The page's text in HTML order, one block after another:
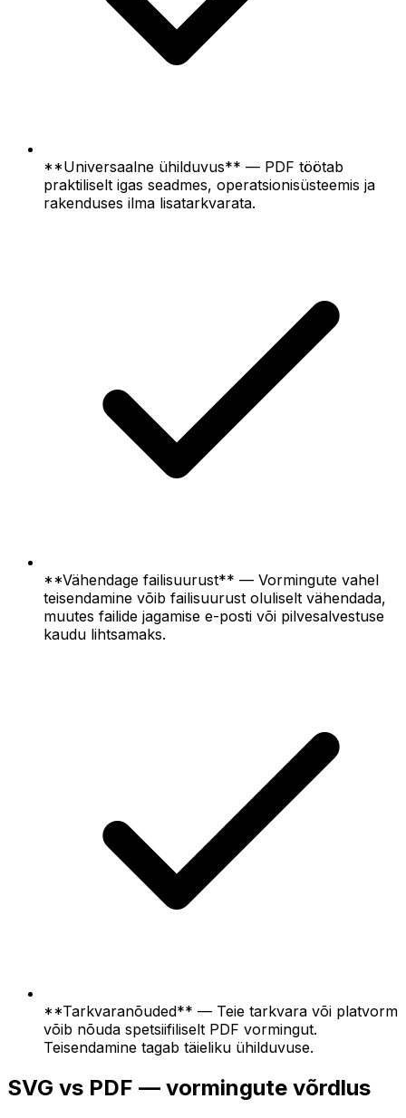
**Universaalne ühilduvus** — PDF töötab
praktiliselt igas seadmes, operatsionisüsteemis ja
rakenduses ilma lisatarkvarata.
**Vähendage failisuurust** — Vormingute vahel
teisendamine võib failisuurust oluliselt vähendada,
muutes failide jagamise e-posti või pilvesalvestuse
kaudu lihtsamaks.
**Tarkvaranõuded** — Teie tarkvara või platvorm
võib nõuda spetsiifiliselt PDF vormingut.
Teisendamine tagab täieliku ühilduvuse.
SVG vs PDF — vormingute võrdlus